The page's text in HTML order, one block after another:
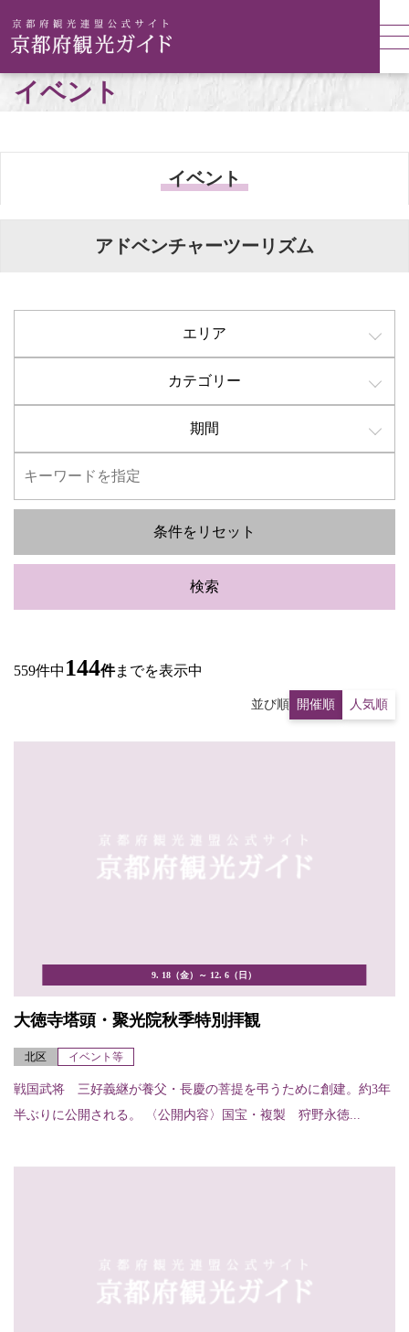
イベント
イベント
アドベンチャーツーリズム
エリア
カテゴリー
期間
条件をリセット
検索
559件中 144件までを表示中
並び順 開催順 人気順
9. 18（金）～ 12. 6（日）
大徳寺塔頭・聚光院秋季特別拝観
北区 イベント等
戦国武将 三好義継が養父・長慶の菩提を弔うために創建。約3年
半ぶりに公開される。 〈公開内容〉国宝・複製 狩野永徳...